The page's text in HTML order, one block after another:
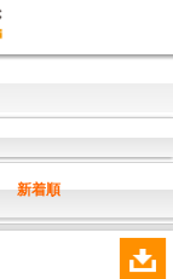
新着順